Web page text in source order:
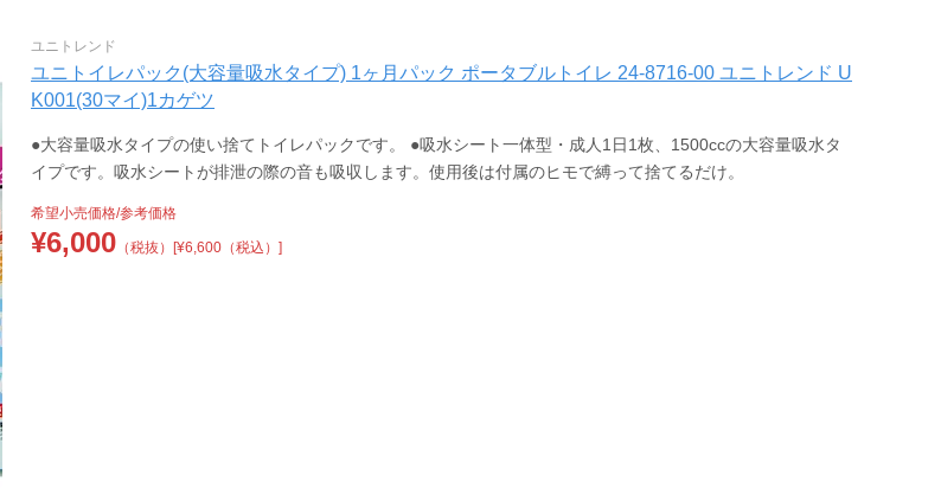
ユニトレンド
ユニトイレパック(大容量吸水タイプ) 1ヶ月パック ポータブルトイレ 24-8716-00 ユニトレンド U
K001(30マイ)1カゲツ
●大容量吸水タイプの使い捨てトイレパックです。 ●吸水シート一体型・成人1日1枚、1500ccの大容量吸水タ
イプです。吸水シートが排泄の際の音も吸収します。使用後は付属のヒモで縛って捨てるだけ。
希望小売価格/参考価格
¥6,000 （税抜） [¥6,600（税込）]